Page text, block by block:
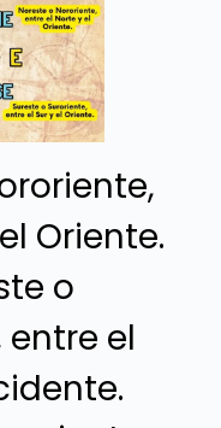
Oriente.
o
el